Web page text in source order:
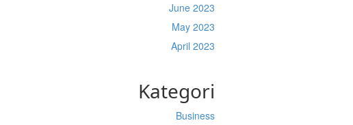
June 2023
May 2023
April 2023
Kategori
Business